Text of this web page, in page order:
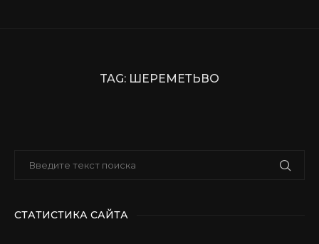
TAG: ШЕРЕМЕТЬВО
СТАТИСТИКА САЙТА